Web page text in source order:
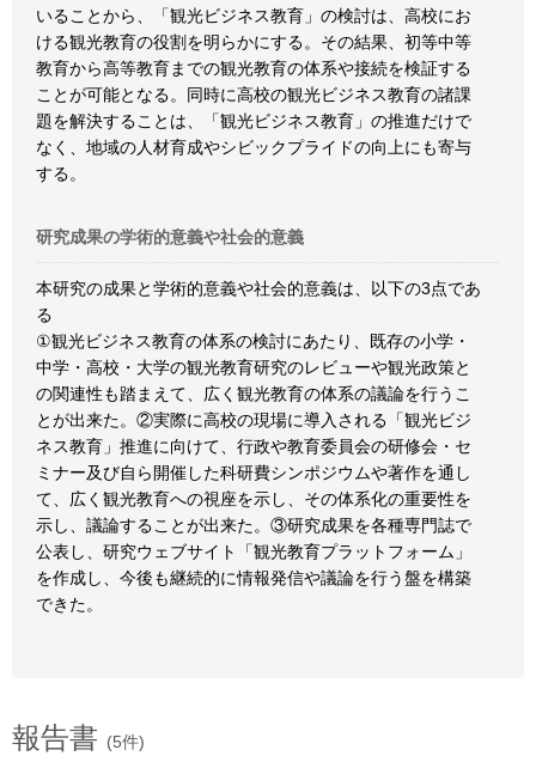
いることから、「観光ビジネス教育」の検討は、高校にお
ける観光教育の役割を明らかにする。その結果、初等中等
教育から高等教育までの観光教育の体系や接続を検証する
ことが可能となる。同時に高校の観光ビジネス教育の諸課
題を解決することは、「観光ビジネス教育」の推進だけで
なく、地域の人材育成やシビックプライドの向上にも寄与
する。
研究成果の学術的意義や社会的意義
本研究の成果と学術的意義や社会的意義は、以下の3点であ
る
①観光ビジネス教育の体系の検討にあたり、既存の小学・
中学・高校・大学の観光教育研究のレビューや観光政策と
の関連性も踏まえて、広く観光教育の体系の議論を行うこ
とが出来た。②実際に高校の現場に導入される「観光ビジ
ネス教育」推進に向けて、行政や教育委員会の研修会・セ
ミナー及び自ら開催した科研費シンポジウムや著作を通し
て、広く観光教育への視座を示し、その体系化の重要性を
示し、議論することが出来た。③研究成果を各種専門誌で
公表し、研究ウェブサイト「観光教育プラットフォーム」
を作成し、今後も継続的に情報発信や議論を行う盤を構築
できた。
報告書 (5件)